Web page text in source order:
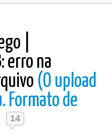
|
erro na
(O upload
Formato de
14